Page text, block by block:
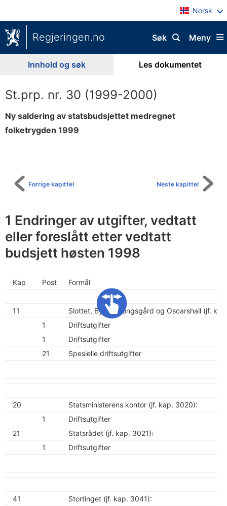
Norsk
Regjeringen.no Meny
Søk
Innhold og søk Les dokumentet
St.prp. nr. 30 (1999-2000)
Ny saldering av statsbudsjettet medregnet
folketrygden 1999
Neste kapittel
Forrige kapittel
1 Endringer av utgifter, vedtatt
eller foreslått etter vedtatt
budsjett høsten 1998
Kap Post Formål
11
Slottet, Bygdø kongsgård og Oscarshall (jf.
1
Driftsutgifter
1
Driftsutgifter
21
Spesielle driftsutgifter
20
Statsministerens kontor (jf. kap. 3020):
1
Driftsutgifter
21
Statsrådet (jf. kap. 3021):
1
Driftsutgifter
41
Stortinget (jf. kap. 3041):